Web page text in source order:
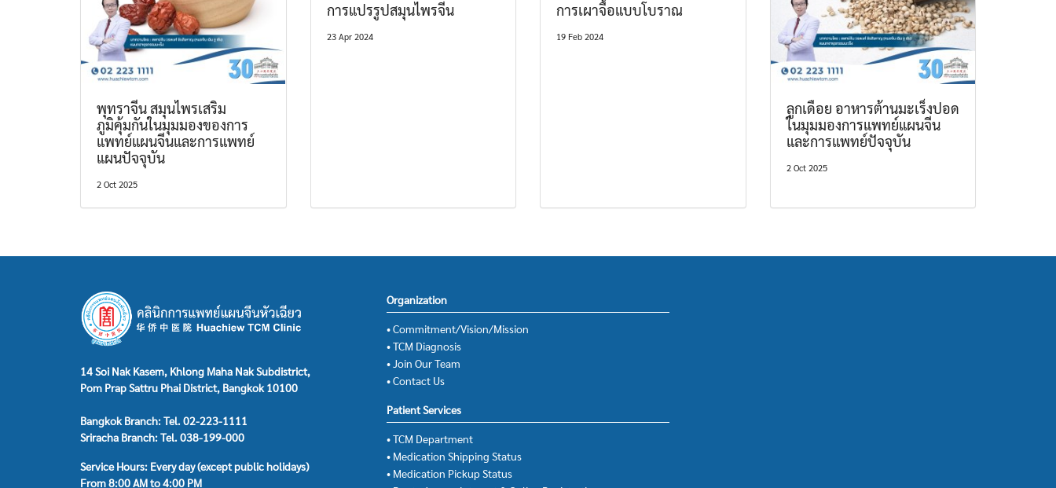
พุทราจีน สมุนไพรเสริม
ภูมิคุ้มกันในมุมมองของการ
แพทย์แผนจีนและการแพทย์
แผนปัจจุบัน
2 Oct 2025
การแปรรูปสมุนไพรจีน
23 Apr 2024
การเผาจื้อแบบโบราณ
19 Feb 2024
ลูกเดือย อาหารต้านมะเร็งปอด
ในมุมมองการแพทย์แผนจีน
และการแพทย์ปัจจุบัน
2 Oct 2025
14 Soi Nak Kasem, Khlong Maha Nak Subdistrict,
Pom Prap Sattru Phai District, Bangkok 10100
Bangkok Branch: Tel. 02-223-1111
Sriracha Branch: Tel. 038-199-000
Service Hours: Every day (except public holidays)
From 8:00 AM to 4:00 PM
Organization
• Commitment/Vision/Mission
• TCM Diagnosis
• Join Our Team
• Contact Us
Patient Services
• TCM Department
• Medication Shipping Status
• Medication Pickup Status